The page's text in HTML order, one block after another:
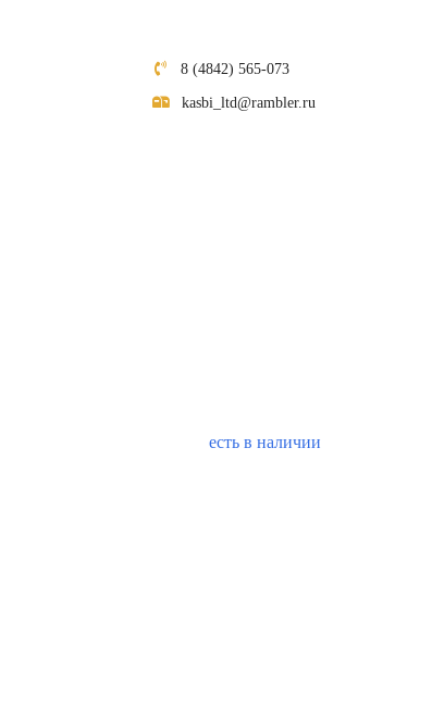
8 (4842) 565-073
kasbi_ltd@rambler.ru
есть в наличии